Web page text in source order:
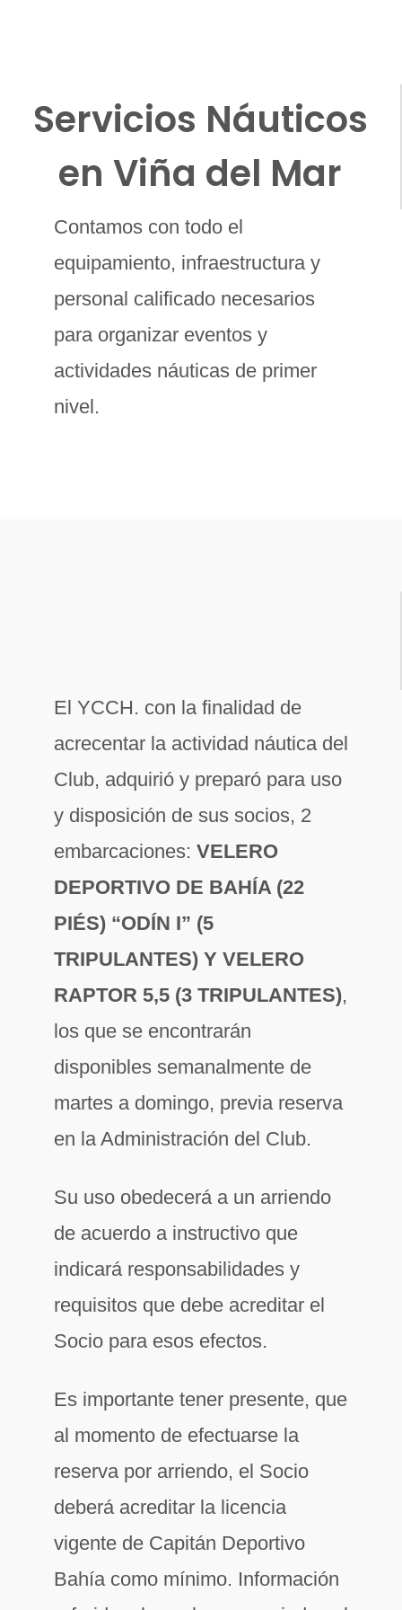
Servicios Náuticos
en Viña del Mar
Contamos con todo el
equipamiento, infraestructura y
personal calificado necesarios
para organizar eventos y
actividades náuticas de primer
nivel.
El YCCH. con la finalidad de
acrecentar la actividad náutica del
Club, adquirió y preparó para uso
y disposición de sus socios, 2
embarcaciones: VELERO
DEPORTIVO DE BAHÍA (22
PIÉS) “ODÍN I” (5
TRIPULANTES) Y VELERO
RAPTOR 5,5 (3 TRIPULANTES),
los que se encontrarán
disponibles semanalmente de
martes a domingo, previa reserva
en la Administración del Club.
Su uso obedecerá a un arriendo
de acuerdo a instructivo que
indicará responsabilidades y
requisitos que debe acreditar el
Socio para esos efectos.
Es importante tener presente, que
al momento de efectuarse la
reserva por arriendo, el Socio
deberá acreditar la licencia
vigente de Capitán Deportivo
Bahía como mínimo. Información